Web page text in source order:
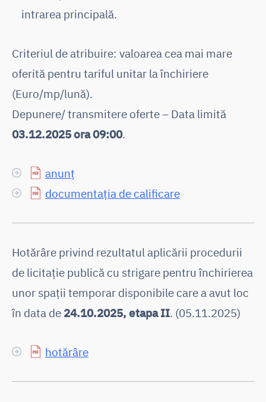
intrarea principală.
Criteriul de atribuire: valoarea cea mai mare
oferită pentru tariful unitar la închiriere
(Euro/mp/lună).
Depunere/ transmitere oferte – Data limită
03.12.2025 ora 09:00.
anunț
documentația de calificare
Hotărâre privind rezultatul aplicării procedurii
de licitaţie publică cu strigare pentru închirierea
unor spaţii temporar disponibile care a avut loc
în data de 24.10.2025, etapa II. (05.11.2025)
hotărâre